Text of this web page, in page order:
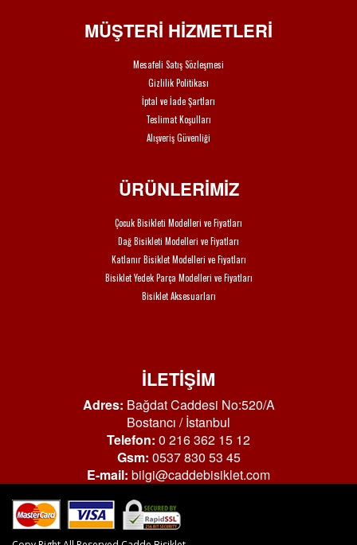
MÜŞTERİ HİZMETLERİ
Mesafeli Satış Sözleşmesi
Gizlilik Politikası
İptal ve İade Şartları
Teslimat Koşulları
Alışveriş Güvenliği
ÜRÜNLERİMİZ
Çocuk Bisikleti Modelleri ve Fiyatları
Dağ Bisikleti Modelleri ve Fiyatları
Katlanır Bisiklet Modelleri ve Fiyatları
Bisiklet Yedek Parça Modelleri ve Fiyatları
Bisiklet Aksesuarları
İLETİŞİM
Adres: Bağdat Caddesi No:520/A
Bostancı / İstanbul
Telefon: 0 216 362 15 12
Gsm: 0537 830 53 45
E-mail: bilgi@caddebisiklet.com